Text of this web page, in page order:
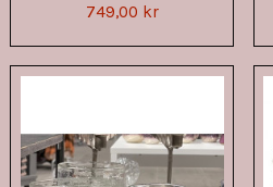
749,00 kr